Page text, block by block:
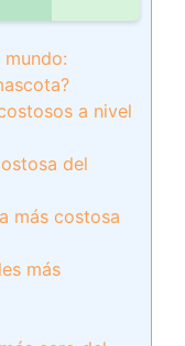
a nivel
del
más costosa
más